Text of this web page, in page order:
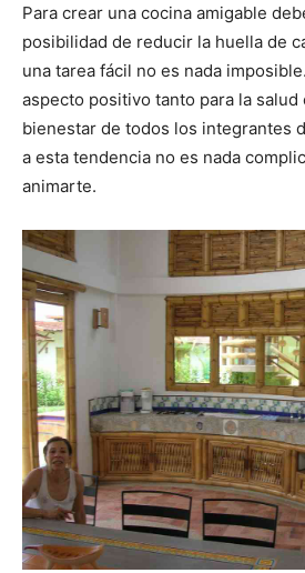
Para crear una cocina amigable
posibilidad de reducir la huella de
una tarea fácil no es nada
aspecto positivo tanto para la salud
bienestar de todos los integrantes
a esta tendencia no es nada
animarte.